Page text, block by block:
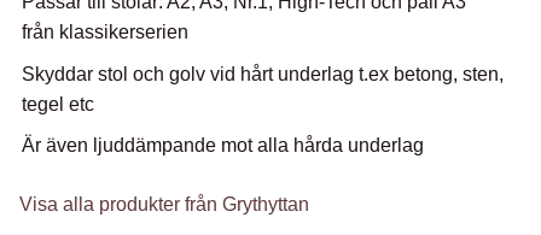
från klassikerserien
Skyddar stol och golv vid hårt underlag t.ex betong, sten,
tegel etc
Är även ljuddämpande mot alla hårda underlag
Visa alla produkter från Grythyttan